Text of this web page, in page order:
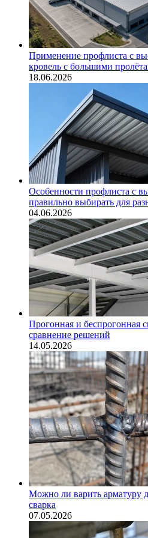
Применение профлиста с
кровель с большими
18.06.2026
Особенности профлиста с
правильно выбирать для
04.06.2026
Прогонная и беспрогонная
сравнение решений
14.05.2026
Можно ли варить арматуру
сварка
07.05.2026